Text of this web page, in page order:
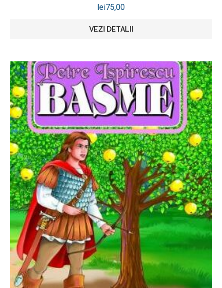
lei75,00
VEZI DETALII